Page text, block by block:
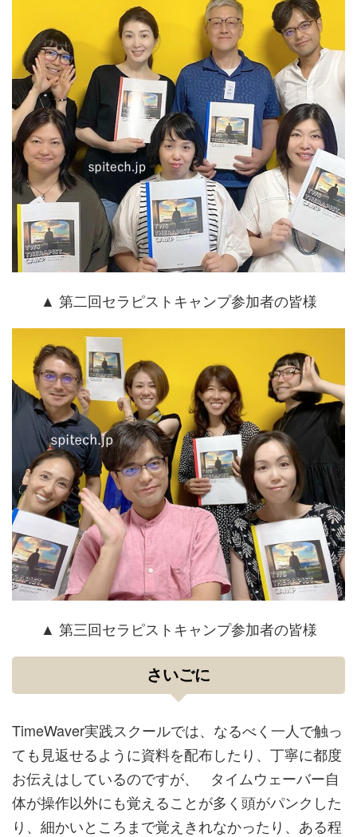
▲ 第二回セラピストキャンプ参加者の皆様
▲ 第三回セラピストキャンプ参加者の皆様
さいごに
TimeWaver実践スクールでは、なるべく一人で触っ
ても見返せるように資料を配布したり、丁寧に都度
お伝えはしているのですが、 タイムウェーバー自
体が操作以外にも覚えることが多く頭がパンクした
り、細かいところまで覚えきれなかったり、ある程